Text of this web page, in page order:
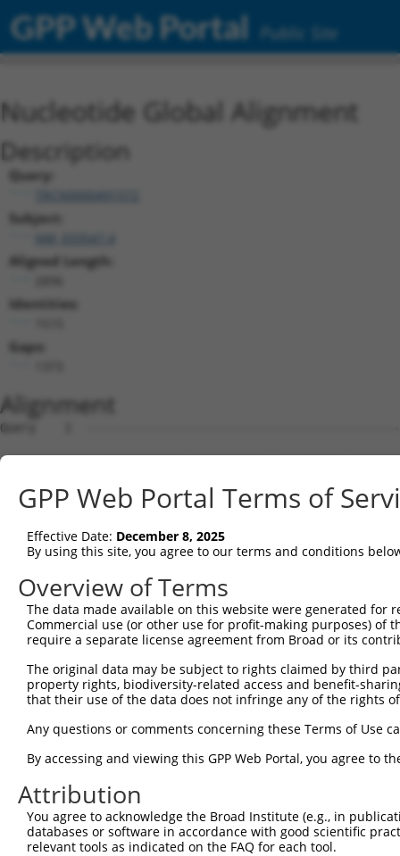
GPP Web Portal Public Site
Nucleotide Global Alignment
Description
Query:
Subject:
Aligned Length:
Identities:
Gaps:
Alignment
Query    1  --------------------------------------------------------------------------  0
                                                                                      
Sbjct    1  ATGGCGGCGCACCTTAAGAAGCGGGTTTATGAGGAATTCACGAAAGTGGTTCAGCCACAGGAGGAAATTGCTAC  74

Query    1  --------------------------------------------------------------------------  0
                                                                                      
Sbjct   75  TAAGAAACTCCGACTAACAAAACCAAGTAAATCTGCAGCACTCCACATAGATCTGTGTAAAGCTACCTCCCCAG  148

Query    1  --------------------------------------------------------------------------  0
                                                                                      
Sbjct  149  CAGATGCTTTGCAATACTTGCTCCAGTTTGCCAGGAAGCCTGTCGAGGCGGAAAGCGTAGAGGGAGTAGTCAGG  222

Query    1  --------------------------------------------------------------------------  0
                                                                                      
Sbjct  223  ATTCTCTTGGAACATTATTACAAGGAGAATGATCCATCTGTGAGACTGAAAATTGCATCATTGTTGGGTTTATT  296

Query    1  -----------------------------------------ATGCCATCAACATCCTGCAGAATGAAA------  27
                                                     |||||||||||||||||||||||||||      
Sbjct  297  ATCAAAGACAGCAGGATTTTCACCAGACTGCATTATGGATGATGCCATCAACATCCTGCAGAATGAAAAGTCTC  370

Query   28  --------------------------------------------------------------------------  27
                                                                                      
Sbjct  371  ATCAAGTCCTAGCTCAACTGCTGGATACTTTGCTTGCAATTGGCACTAAGCTACCAGAGAATCAAGCTATCCAA  444

Query   28  ---------------------------CATCTGACAGATACGTCTCATGGTGTAAGAAATAAGTGCCTGCAGTT  74
                                       |||||||||||||||||||||||||||||||||||||||||||||||
Sbjct  445  ATGCGATTAGTTGATGTGGCCTGCAAGCATCTGACAGATACGTCTCATGGTGTAAGAAATAAGTGCCTGCAGTT  518

Query   75  ACTTGGCAATCTTGGCTCTTTGGAGAAAAGTGTCACAAAAGATGCAGAAGGCCTAGCTGCCAGAGATGTCCAGA  148
            ||||||||||||||||||||||||||||||||||||||||||||||||||||||||||||||||||||||||||
Sbjct  519  ACTTGGCAATCTTGGCTCTTTGGAGAAAAGTGTCACAAAAGATGCAGAAGGCCTAGCTGCCAGAGATGTCCAGA  592

Query  149  AGATTATAGGGGATTACTTCAGTGACCAAGACCCACGTGTCAGAACAGCAGCTATAAAAGCCATGTTGCAGCTC  222
            ||||||||||||||||||||||||||||||||||||||||||||||||||||||||||||||||||||||||||
Sbjct  593  AGATTATAGGGGATTACTTCAGTGACCAAGACCCACGTGTCAGAACAGCAGCTATAAAAGCCATGTTGCAGCTC  666

Query  223  CATGAAAGAGGACTGAAATTACACCAAACAATTTATAATCAGGCCTGTAAATTACTCTCTGATGACTATGAACA  296
            ||||||||||||||||||||||||||||||||||||||||||||||||||||||||||||||||||||||||||
Sbjct  667  CATGAAAGAGGACTGAAATTACACCAAACAATTTATAATCAGGCCTGTAAATTACTCTCTGATGACTATGAACA  740

Query  297  AGTGCGCAGTGCTGCAGTCCAGCTTATCTGGGTCGTCAGTCAGCTCTATCCTGAAAGCATTGTCCCAATTCCTT  370
            ||||||||||||||||||||||||||||||||||||||||||||||||||||||||||||||||||||||||||
Sbjct  741  AGTGCGCAGTGCTGCAGTCCAGCTTATCTGGGTCGTCAGTCAGCTCTATCCTGAAAGCATTGTCCCAATTCCTT  814

Query  371  CTTCTAATGAAGAAATACGCTTAGTTGATGATGCGTTTGGCAAAATTTGTCACATGGTCAGTGATGGCTCTTGG  444
            ||||||||||||||||||||||||||||||||||||||||||||||||||||||||||||||||||||||||||
Sbjct  815  CTTCTAATGAAGAAATACGCTTAGTTGATGATGCGTTTGGCAAAATTTGTCACATGGTCAGTGATGGCTCTTGG  888

Query  445  GTGGTTCGTGTTCAGGCAGCAAAACTGTTGGGCTCTATGGAGCAAGTCAGTTCTCATTTCTTGGAGCAGACCCT  518
            ||||||||||||||||||||||||||||||||||||||||||||||||||||||||||||||||||||||||||
Sbjct  889  GTGGTTCGTGTTCAGGCAGCAAAACTGTTGGGCTCTATGGAGCAAGTCAGTTCTCATTTCTTGGAGCAGACCCT  962

Query  519  TGACAAGAAGCTGATGTCAGATCTGAGGAGGAAACGTACTGCACATGAGCGTGCCAAGGAACTTTACAGTTCGG  592
            ||||||||||||||||||||||||||||||||||||||||||||||||||||||||||||||||||||||||||
Sbjct  963  TGACAAGAAGCTGATGTCAGATCTGAGGAGGAAACGTACTGCACATGAGCGTGCCAAGGAACTTTACAGTTCGG  1036

Query  593  GGGAGTTTTCCAGTGGCAGAAAGTGGGGAGATGATGCTCCCAAGGAAGAAGTAGATACCGGGGCTGTGAACTTG  666
            ||||||||||||||||||||||||||||||||||||||||||||||||||||||||||||||||||||||||||
Sbjct 1037  GGGAGTTTTCCAGTGGCAGAAAGTGGGGAGATGATGCTCCCAAGGAAGAAGTAGATACCGGGGCTGTGAACTTG  1110

Query  667  ATTGAGTCAGGAGCTTGTGGAGCTTTTGTTCATGGGTTGGAAGATGAGATGTATGAGGTTCGTATTGCTGCTGT  740
            ||||||||||||||||||||||||||||||||||||||||||||||||||||||||||||||||||||||||||
Sbjct 1111  ATTGAGTCAGGAGCTTGTGGAGCTTTTGTTCATGGGTTGGAAGATGAGATGTATGAGGTTCGTATTGCTGCTGT  1184

Query  741  GGAGGCCCTCTGCATGTTGGCCCAGTCTTCACCCTCTTTTGCTGAGAAGTGCCTTGATTTCCTAGTTGACATGT  814
            ||||||||||||||||||||||||||||||||||||||||||||||||||||||||||||||||||||||||||
Sbjct 1185  GGAGGCCCTCTGCATGTTGGCCCAGTCTTCACCCTCTTTTGCTGAGAAGTGCCTTGATTTCCTAGTTGACATGT  1258

Query  815  TCAACGATGAAATTGAGGAAGTACGTCTGCAGTCTATACATACCATGAGAAAAATCTCTAACAACATCACCCTC  888
            ||||||||||||||||||||||||||||||||||||||||||||||||||||||||||||||||||||||||||
Sbjct 1259  TCAACGATGAAATTGAGGAAGTACGTCTGCAGTCTATACATACCATGAGAAAAATCTCTAACAACATCACCCTC  1332

Query  889  CGAGAAGATCAGCTTGACACTGTCCTGGCTGTGCTAGAGGATTCATCCAGAGATATTCGAGAGGCTCTTCATGA  962
            ||||||||||||||||||||||||||||||||||||||||||||||||||||||||||||||||||||||||||
Sbjct 1333  CGAGAAGATCAGCTTGACACTGTCCTGGCTGTGCTAGAGGATTCATCCAGAGATATTCGAGAGGCTCTTCATGA  1406

Query  963  ACTCTTATGCTGTACTAATGTTTCAACCAAAGAAGGGATTCATCTTGCATTGGTGGAGCTGCTGAAAAATTTAA  1036
            ||||||||||||||||||||||||||||||||||||||||||||||||||||||||||||||||||||||||||
Sbjct 1407  ACTCTTATGCTGTACTAATGTTTCAACCAAAGAAGGGATTCATCTTGCATTGGTGGAGCTGCTGAAAAATTTAA  1480

Query 1037  CCAAGTACCCTACTGATAGGGACTCCATATGGAAGTGCTTGAAGTTTCTGGGAAGTCGGCATCCAACCCTGGTG  1110
            ||||||||||||||||||||||||||||||||||||||||||||||||||||||||||||||||||||||||||
Sbjct 1481  CCAAGTACCCTACTGATAGGGACTCCATATGGAAGTGCTTGAAGTTTCTGGGAAGTCGGCATCCAACCCTGGTG  1554

Query 1111  CTTCCCTTGGTGCCAGAGCTTCTGAGCACCCACCCATTTTTTGACACAGCTGAACCAGACATGGATGATCCAGC  1184
            ||||||||||||||||||||||||||||||||||||||||||||||||||||||||||||||||||||||||||
Sbjct 1555
GPP Web Portal Terms of
Effective Date: December 8, 2025
By using this site, you agree to our terms and conditions
Overview of Terms
The data made available on this website were generated
Commercial use (or other use for profit-making purposes) of
require a separate license agreement from Broad or its
The original data may be subject to rights claimed by third
property rights, biodiversity-related access and benefit-
that their use of the data does not infringe any of the rights
Any questions or comments concerning these Terms of Use
By accessing and viewing this GPP Web Portal, you agree to
Attribution
You agree to acknowledge the Broad Institute (e.g., in
databases or software in accordance with good scientific
relevant tools as indicated on the FAQ for each tool.